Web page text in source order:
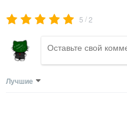
5 /2
Лучшие